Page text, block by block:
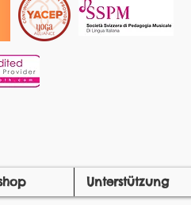
Unterstützung